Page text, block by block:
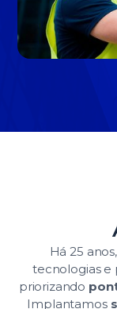
Há 25
tecnologias e
priorizando
Implantamos